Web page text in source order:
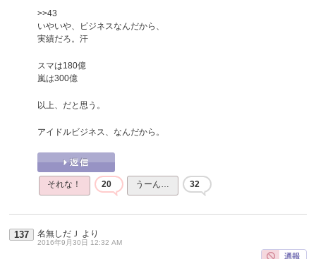
>>43
いやいや、ビジネスなんだから、
実績だろ。汗
スマは180億
嵐は300億
以上、だと思う。
アイドルビジネス、なんだから。
それな！ 20 うーん… 32
137 名無しだＪ より
2016年9月30日 12:32 AM